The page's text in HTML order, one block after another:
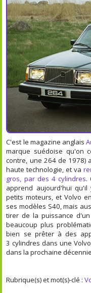
C'est le magazine anglais
marque suédoise qu'on
contre, une 264 de 1978)
haute technologie, et va
gros, par des 4 cylindres.
apprend aujourd'hui
petits moteurs, et Volvo
ses modèles S40, mais
tirer de la puissance
beaucoup plus
bien se prêter à des
3 cylindres dans une
dans la prochaine
Rubrique(s) et mot(s)-clé :